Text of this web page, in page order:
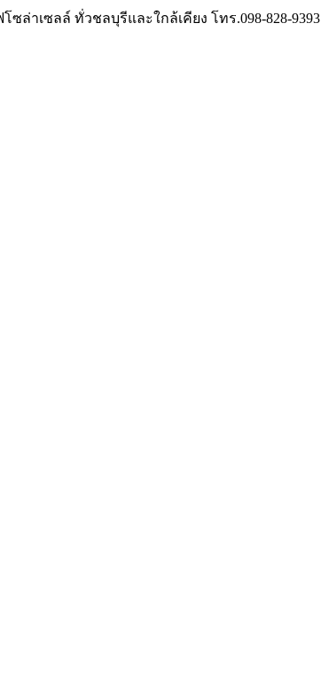
าเซลล์ ทั่วชลบุรีและใกล้เคียง โทร.098-828-9393